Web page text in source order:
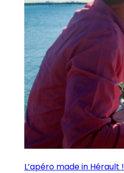
L’apéro made in Hérault !